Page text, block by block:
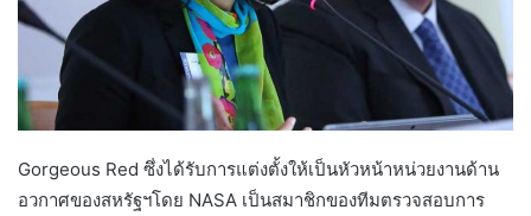
Gorgeous Red ซึ่งได้รับการแต่งตั้งให้เป็นหัวหน้าหน่วยงานด้าน
อวกาศของสหรัฐฯโดย NASA เป็นสมาชิกของทีมตรวจสอบการ